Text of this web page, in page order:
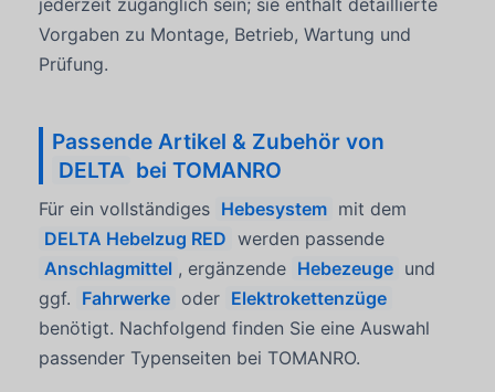
Vorgaben zu Montage, Betrieb, Wartung und
Prüfung.
Passende Artikel & Zubehör von
DELTA bei TOMANRO
Für ein vollständiges Hebesystem mit dem
DELTA Hebelzug RED werden passende
Anschlagmittel , ergänzende Hebezeuge und
ggf. Fahrwerke oder Elektrokettenzüge
benötigt. Nachfolgend finden Sie eine Auswahl
passender Typenseiten bei TOMANRO.